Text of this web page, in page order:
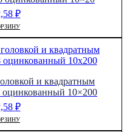
₽
и квадратным
10×200
₽